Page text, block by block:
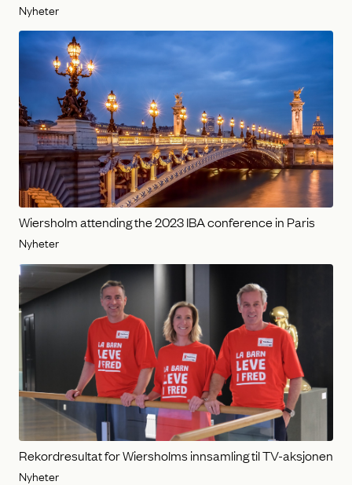
Nyheter
Wiersholm attending the 2023 IBA conference in Paris
Nyheter
Rekordresultat for Wiersholms innsamling til TV-aksjonen
Nyheter